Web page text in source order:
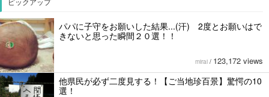
パパに子守をお願いした結果...(汗) 2度とお願いはで
きないと思った瞬間２０選！！
mirai / 123,172 views
他県民が必ず二度見する！【ご当地珍百景】驚愕の10
選！